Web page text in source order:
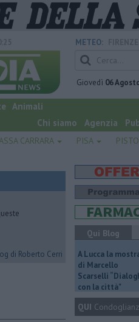
METEO:
Giovedì 06
Animali
Chi siamo
Agenzia
CARRARA PISA
di Roberto Cerri
Qui Blog
A Lucca la
di Marcello
Scarselli
con la città"
QUI